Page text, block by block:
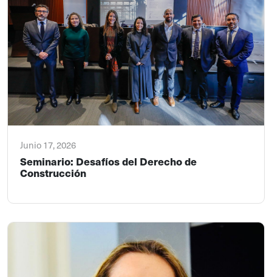
Junio 17, 2026
Seminario: Desafíos del Derecho de
Construcción